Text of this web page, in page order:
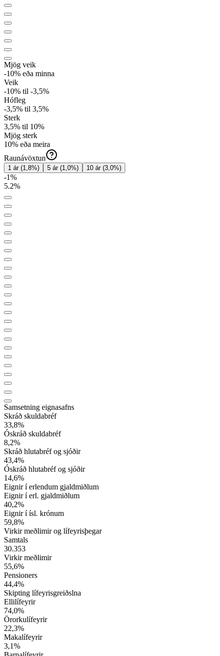
Mjög veik
-10% eða minna
Veik
-10% til -3,5%
Hófleg
-3,5% til 3,5%
Sterk
3,5% til 10%
Mjög sterk
10% eða meira
Raunávöxtun
1 ár(1,8%) 5 ár(1,0%) 10 ár(3,0%)
-1%
5.2%
Samsetning eignasafns
Skráð skuldabréf
33,8%
Óskráð skuldabréf
8,2%
Skráð hlutabréf og sjóðir
43,4%
Óskráð hlutabréf og sjóðir
14,6%
Eignir í erlendum gjaldmiðlum
Eignir í erl. gjaldmiðlum
40,2%
Eignir í ísl. krónum
59,8%
Virkir meðlimir og lífeyrisþegar
Samtals
30.353
Virkir meðlimir
55,6%
Pensioners
44,4%
Skipting lífeyrisgreiðslna
Ellilífeyrir
74,0%
Örorkulífeyrir
22,3%
Makalífeyrir
3,1%